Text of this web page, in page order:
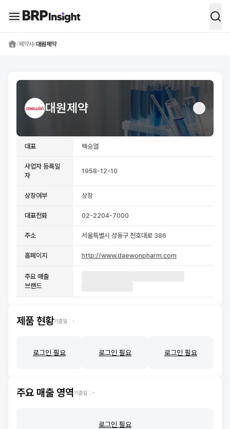
/제약사/대원제약
대원제약
대표 백승열
사업자 등록일
자
1958-12-10
상장여부 상장
대표전화 02-2204-7000
주소 서울특별시 성동구 천호대로 386
홈페이지 http://www.daewonpharm.com
주요 매출
브랜드
제품 현황기준일 : -
로그인 필요 로그인 필요 로그인 필요
주요 매출 영역기준일 : -
로그인 필요